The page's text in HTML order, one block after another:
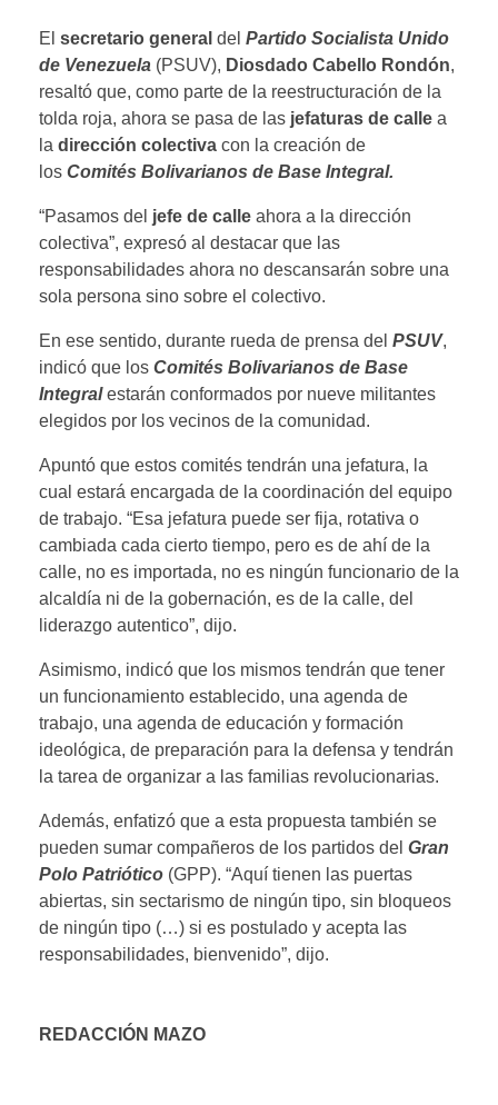
El secretario general del Partido Socialista Unido
de Venezuela (PSUV), Diosdado Cabello Rondón,
resaltó que, como parte de la reestructuración de la
tolda roja, ahora se pasa de las jefaturas de calle a
la dirección colectiva con la creación de
los Comités Bolivarianos de Base Integral.
“Pasamos del jefe de calle ahora a la dirección
colectiva”, expresó al destacar que las
responsabilidades ahora no descansarán sobre una
sola persona sino sobre el colectivo.
En ese sentido, durante rueda de prensa del PSUV,
indicó que los Comités Bolivarianos de Base
Integralestarán conformados por nueve militantes
elegidos por los vecinos de la comunidad.
Apuntó que estos comités tendrán una jefatura, la
cual estará encargada de la coordinación del equipo
de trabajo. “Esa jefatura puede ser fija, rotativa o
cambiada cada cierto tiempo, pero es de ahí de la
calle, no es importada, no es ningún funcionario de la
alcaldía ni de la gobernación, es de la calle, del
liderazgo autentico”, dijo.
Asimismo, indicó que los mismos tendrán que tener
un funcionamiento establecido, una agenda de
trabajo, una agenda de educación y formación
ideológica, de preparación para la defensa y tendrán
la tarea de organizar a las familias revolucionarias.
Además, enfatizó que a esta propuesta también se
pueden sumar compañeros de los partidos del Gran
Polo Patriótico (GPP). “Aquí tienen las puertas
abiertas, sin sectarismo de ningún tipo, sin bloqueos
de ningún tipo (…) si es postulado y acepta las
responsabilidades, bienvenido”, dijo.
REDACCIÓN MAZO